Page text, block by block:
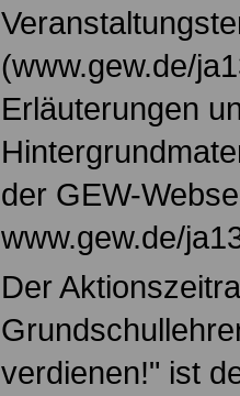
(www.gew.de/
Erläuterungen
der GEW-
www.gew.de/
Der
verdienen!" ist